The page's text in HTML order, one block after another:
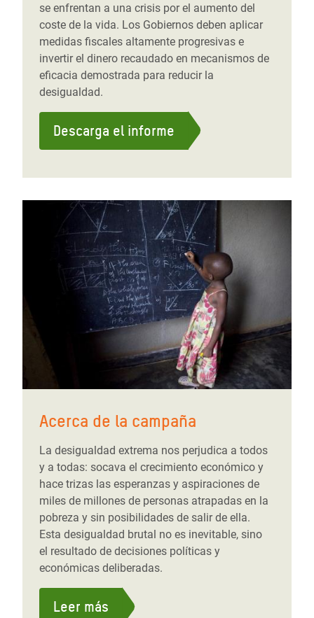
se enfrentan a una crisis por el aumento del
coste de la vida. Los Gobiernos deben aplicar
medidas fiscales altamente progresivas e
invertir el dinero recaudado en mecanismos de
eficacia demostrada para reducir la
desigualdad.
Descarga el informe
Acerca de la campaña
La desigualdad extrema nos perjudica a todos
y a todas: socava el crecimiento económico y
hace trizas las esperanzas y aspiraciones de
miles de millones de personas atrapadas en la
pobreza y sin posibilidades de salir de ella.
Esta desigualdad brutal no es inevitable, sino
el resultado de decisiones políticas y
económicas deliberadas.
Leer más